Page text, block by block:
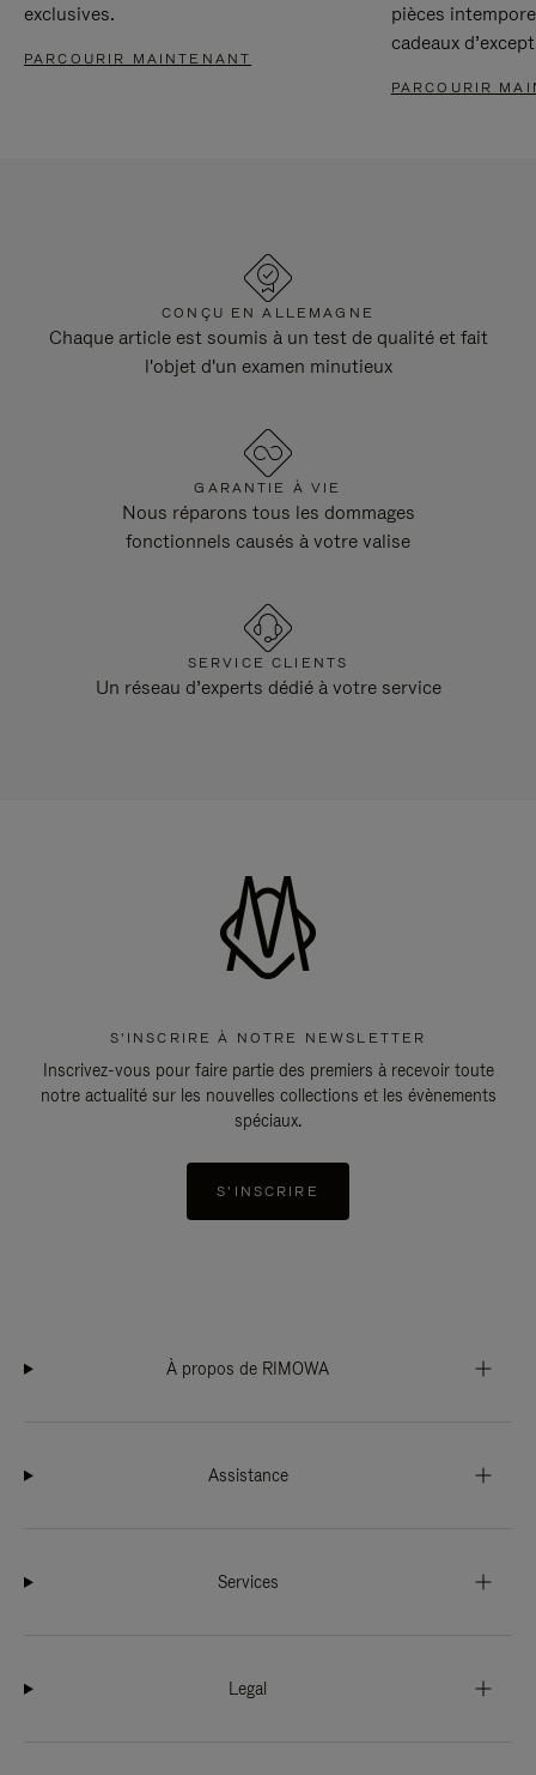
exclusives.
PARCOURIR MAINTENANT
pièces
cadeaux
PARCOURIR
CONÇU EN ALLEMAGNE
Chaque article est soumis à un test de qualité et fait
l'objet d'un examen minutieux
GARANTIE À VIE
Nous réparons tous les dommages
fonctionnels causés à votre valise
SERVICE CLIENTS
Un réseau d’experts dédié à votre service
S'INSCRIRE À NOTRE NEWSLETTER
Inscrivez-vous pour faire partie des premiers à recevoir toute
notre actualité sur les nouvelles collections et les évènements
spéciaux.
S'INSCRIRE
À propos de RIMOWA
Assistance
Services
Legal